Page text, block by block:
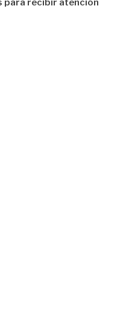
para recibir atención